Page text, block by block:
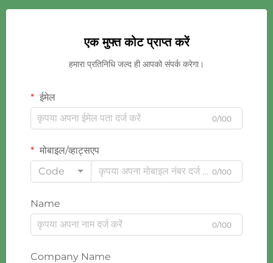
एक मुफ्त कोट प्राप्त करें
हमारा प्रतिनिधि जल्द ही आपको संपर्क करेगा।
ईमेल
0/100
मोबाइल/व्हाट्सएप
Code
0/100
Name
0/100
Company Name